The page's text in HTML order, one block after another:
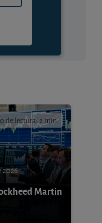
de lectura: 2 min.
2026
Martin